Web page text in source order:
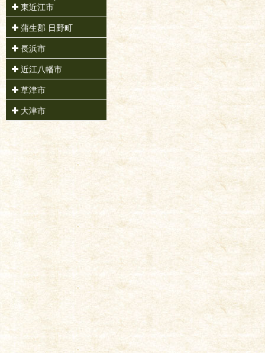
東近江市
蒲生郡 日野町
長浜市
近江八幡市
草津市
大津市